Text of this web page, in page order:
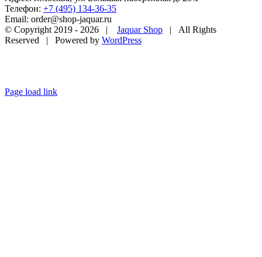
Телефон: +7 (495) 134-36-35
Email: order@shop-jaquar.ru
© Copyright 2019 - 2026 | Jaquar Shop | All Rights
Reserved | Powered by WordPress
Page load link